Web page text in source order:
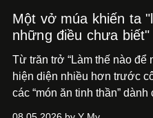
Một vở múa khiến ta
những điều chưa biết"
Từ trăn trở “Làm thế nào
hiện diện nhiều hơn trước
các “món ăn tinh thần”